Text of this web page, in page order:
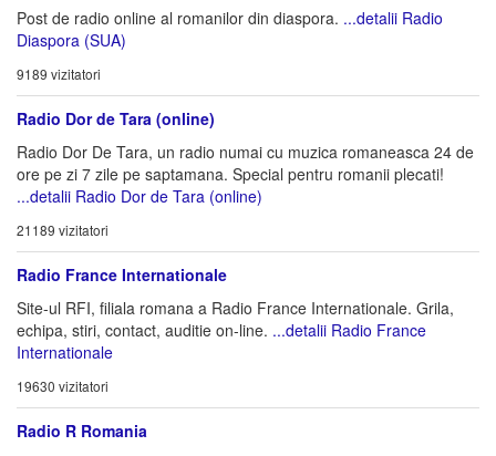
Post de radio online al romanilor din diaspora. ...detalii Radio
Diaspora (SUA)
9189 vizitatori
Radio Dor de Tara (online)
Radio Dor De Tara, un radio numai cu muzica romaneasca 24 de
ore pe zi 7 zile pe saptamana. Special pentru romanii plecati!
...detalii Radio Dor de Tara (online)
21189 vizitatori
Radio France Internationale
Site-ul RFI, filiala romana a Radio France Internationale. Grila,
echipa, stiri, contact, auditie on-line. ...detalii Radio France
Internationale
19630 vizitatori
Radio R Romania